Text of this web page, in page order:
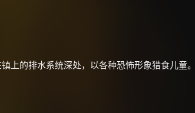
上的排水系统深处，以各种恐怖形象猎食儿童。